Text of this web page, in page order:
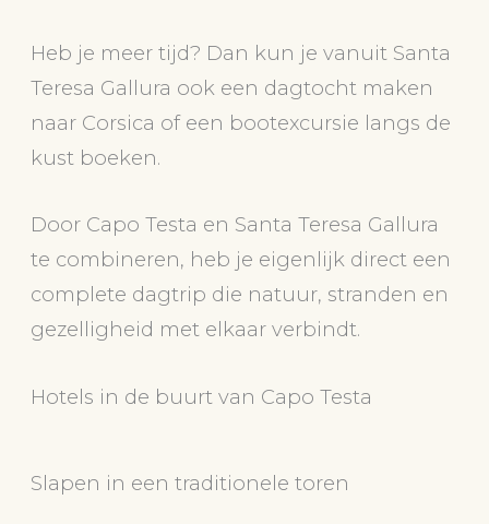
Heb je meer tijd? Dan kun je vanuit Santa
Teresa Gallura ook een dagtocht maken
naar Corsica of een bootexcursie langs de
kust boeken.
Door Capo Testa en Santa Teresa Gallura
te combineren, heb je eigenlijk direct een
complete dagtrip die natuur, stranden en
gezelligheid met elkaar verbindt.
Hotels in de buurt van Capo Testa
Slapen in een traditionele toren